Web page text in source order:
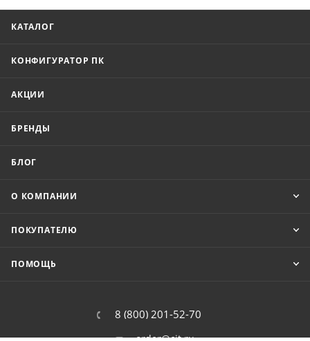
КАТАЛОГ
КОНФИГУРАТОР ПК
АКЦИИ
БРЕНДЫ
БЛОГ
О КОМПАНИИ
ПОКУПАТЕЛЮ
ПОМОЩЬ
8 (800) 201-52-70